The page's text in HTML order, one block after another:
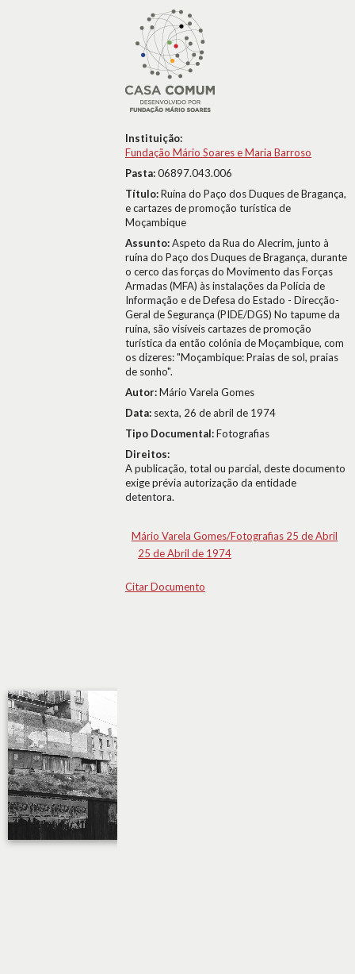
Instituição:
Fundação Mário Soares e Maria Barroso
Pasta:06897.043.006
Título:Ruína do Paço dos Duques de Bragança,
e cartazes de promoção turística de
Moçambique
Assunto:Aspeto da Rua do Alecrim, junto à
ruína do Paço dos Duques de Bragança, durante
o cerco das forças do Movimento das Forças
Armadas (MFA) às instalações da Polícia de
Informação e de Defesa do Estado - Direcção-
Geral de Segurança (PIDE/DGS) No tapume da
ruína, são visíveis cartazes de promoção
turística da então colónia de Moçambique, com
os dizeres: "Moçambique: Praias de sol, praias
de sonho".
Autor:Mário Varela Gomes
Data: sexta, 26 de abril de 1974
Tipo Documental:Fotografias
Direitos:
A publicação, total ou parcial, deste documento
exige prévia autorização da entidade
detentora.
Mário Varela Gomes/Fotografias 25 de Abril
25 de Abril de 1974
Citar Documento